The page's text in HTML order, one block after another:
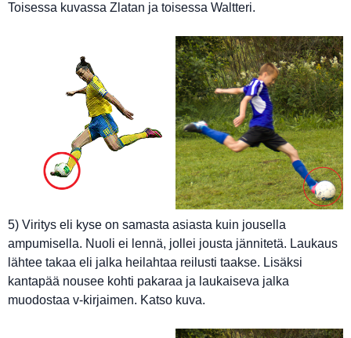
Toisessa kuvassa Zlatan ja toisessa Waltteri.
5) Viritys eli kyse on samasta asiasta kuin jousella
ampumisella. Nuoli ei lennä, jollei jousta jännitetä. Laukaus
lähtee takaa eli jalka heilahtaa reilusti taakse. Lisäksi
kantapää nousee kohti pakaraa ja laukaiseva jalka
muodostaa v-kirjaimen. Katso kuva.